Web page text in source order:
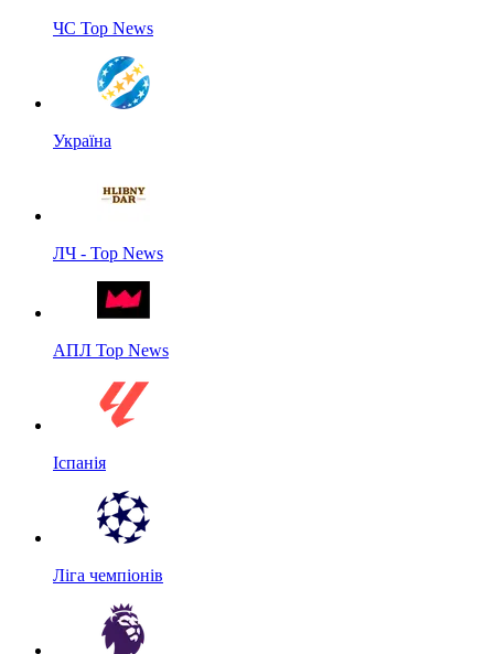
ЧС Top News
Україна
ЛЧ - Top News
АПЛ Top News
Іспанія
Ліга чемпіонів